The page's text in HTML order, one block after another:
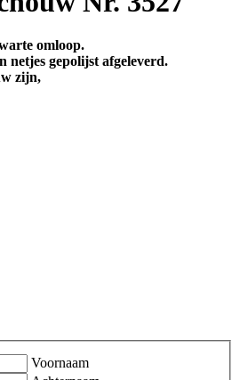
omloop.
netjes gepolijst afgeleverd.
zijn,
Voornaam